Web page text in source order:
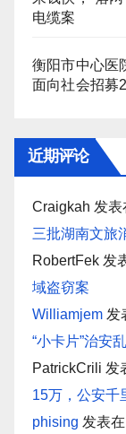
电缆案
衡阳市中心医
面向社会招募
近期评论
Craigkah 发表
三批湖南文旅
RobertFek 发
域盗窃案
Williamjem 发
“小卡片”治安
PatrickCrili 发
15万，公安千
phising 发表在